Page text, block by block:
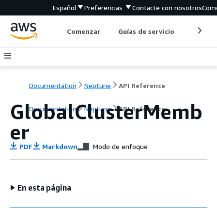
Español Preferencias Contacte con nosotros
Comenzar Guías de servicio
Documentation Neptune API Reference
Documentation Neptune API Reference
GlobalClusterMemb
er
PDF Markdown Modo de enfoque
En esta página